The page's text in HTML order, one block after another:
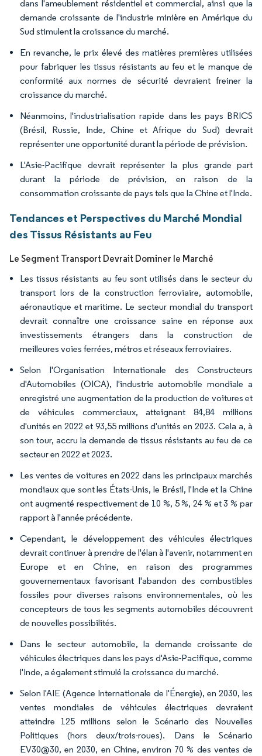
dans l'ameublement résidentiel et commercial, ainsi que la
demande croissante de l'industrie minière en Amérique du
Sud stimulent la croissance du marché.
En revanche, le prix élevé des matières premières utilisées
pour fabriquer les tissus résistants au feu et le manque de
conformité aux normes de sécurité devraient freiner la
croissance du marché.
Néanmoins, l'industrialisation rapide dans les pays BRICS
(Brésil, Russie, Inde, Chine et Afrique du Sud) devrait
représenter une opportunité durant la période de prévision.
L'Asie-Pacifique devrait représenter la plus grande part
durant la période de prévision, en raison de la
consommation croissante de pays tels que la Chine et l'Inde.
Tendances et Perspectives du Marché Mondial
des Tissus Résistants au Feu
Le Segment Transport Devrait Dominer le Marché
Les tissus résistants au feu sont utilisés dans le secteur du
transport lors de la construction ferroviaire, automobile,
aéronautique et maritime. Le secteur mondial du transport
devrait connaître une croissance saine en réponse aux
investissements étrangers dans la construction de
meilleures voies ferrées, métros et réseaux ferroviaires.
Selon l'Organisation Internationale des Constructeurs
d'Automobiles (OICA), l'industrie automobile mondiale a
enregistré une augmentation de la production de voitures et
de véhicules commerciaux, atteignant 84,84 millions
d'unités en 2022 et 93,55 millions d'unités en 2023. Cela a, à
son tour, accru la demande de tissus résistants au feu de ce
secteur en 2022 et 2023.
Les ventes de voitures en 2022 dans les principaux marchés
mondiaux que sont les États-Unis, le Brésil, l'Inde et la Chine
ont augmenté respectivement de 10 %, 5 %, 24 % et 3 % par
rapport à l'année précédente.
Cependant, le développement des véhicules électriques
devrait continuer à prendre de l'élan à l'avenir, notamment en
Europe et en Chine, en raison des programmes
gouvernementaux favorisant l'abandon des combustibles
fossiles pour diverses raisons environnementales, où les
concepteurs de tous les segments automobiles découvrent
de nouvelles possibilités.
Dans le secteur automobile, la demande croissante de
véhicules électriques dans les pays d'Asie-Pacifique, comme
l'Inde, a également stimulé la croissance du marché.
Selon l'AIE (Agence Internationale de l'Énergie), en 2030, les
ventes mondiales de véhicules électriques devraient
atteindre 125 millions selon le Scénario des Nouvelles
Politiques (hors deux/trois-roues). Dans le Scénario
EV30@30, en 2030, en Chine, environ 70 % des ventes de